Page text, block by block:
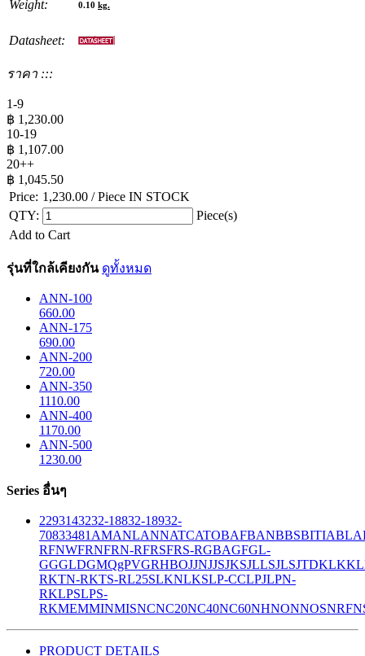
Weight: 0.10 kg.
Datasheet:
ราคา :::
1-9
฿ 1,230.00
10-19
฿ 1,107.00
20++
฿ 1,045.50
Price: 1,230.00 / Piece IN STOCK
QTY:
Piece(s)
Add to Cart
รุ่นที่ใกล้เคียงกัน ดูทั้งหมด
ANN-100
660.00
ANN-175
690.00
ANN-200
720.00
ANN-350
1110.00
ANN-400
1170.00
ANN-500
1230.00
Series อื่นๆ
2293143232-18832-18932-
70833481 AMANLANNATCATOBAFBANBBSBITIABLA
RFNWFRNFRN-RFRSFRS-RGBAGFGL-
GGGLDGMQgPVGRHBOJJNJJSJKSJLLSJLSJTDKLK
RKTN-RKTS-RL25SLKNLKSLP-CCLPJLPN-
RKLPSLPS-
RKMEMMINMISNCNC20NC40NC60NHNONNOSNRF
PRODUCT DETAILS